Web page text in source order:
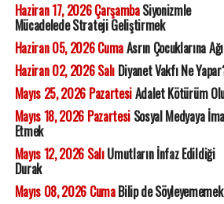
Haziran 17, 2026 ÇarşambaSiyonizmle
Mücadelede Strateji Geliştirmek
Haziran 05, 2026 CumaAsrın Çocuklarına
Haziran 02, 2026 SalıDiyanet Vakfı Ne
Mayıs 25, 2026 PazartesiAdalet Kötürüm
Mayıs 18, 2026 PazartesiSosyal Medyaya
Etmek
Mayıs 12, 2026 SalıUmutların İnfaz Edildiği
Durak
Mayıs 08, 2026 CumaBilip de Söyleyememek